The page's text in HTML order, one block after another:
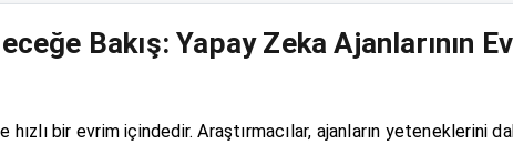
Bakış: Yapay Zeka Ajanlarının
hızlı bir evrim içindedir. Araştırmacılar, ajanların yeteneklerini